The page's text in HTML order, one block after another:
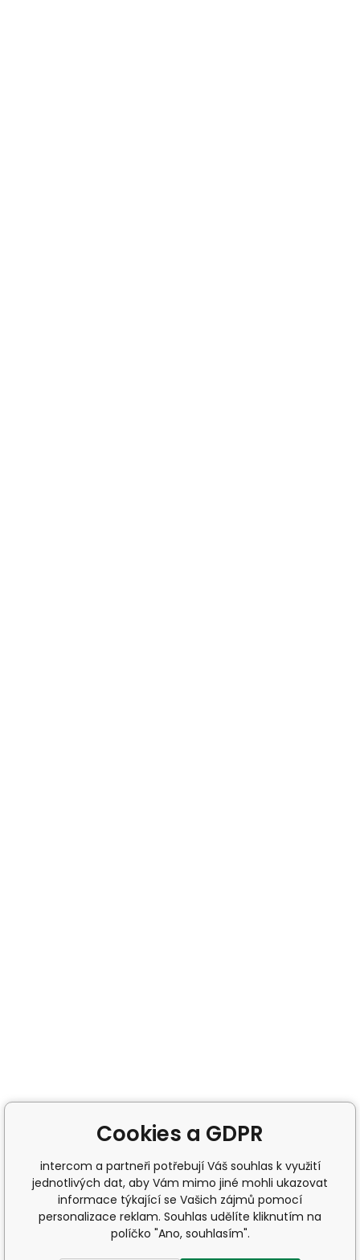
Cookies a GDPR
intercom a partneři potřebují Váš souhlas k využití
jednotlivých dat, aby Vám mimo jiné mohli ukazovat
informace týkající se Vašich zájmů pomocí
personalizace reklam. Souhlas udělíte kliknutím na
políčko "Ano, souhlasím".